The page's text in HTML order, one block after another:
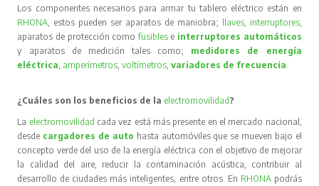
Los componentes necesarios para armar tu tablero eléctrico están en
RHONA , estos pueden ser aparatos de maniobra; llaves, interruptores,
aparatos de protección comofusibles e interruptores automáticos
y aparatos de medición tales como; medidores de energía
eléctrica amperímetros ,voltímetros ,variadores de frecuencia
¿Cuáles son los beneficios de la electromovilidad?
La electromovilidad cada vez está más presente en el mercado nacional,
desde cargadores de auto hasta automóviles que se mueven bajo el
concepto verde del uso de la energía eléctrica con el objetivo de mejorar
la calidad del aire, reducir la contaminación acústica, contribuir al
desarrollo de ciudades más inteligentes, entre otros. En RHONA podrás